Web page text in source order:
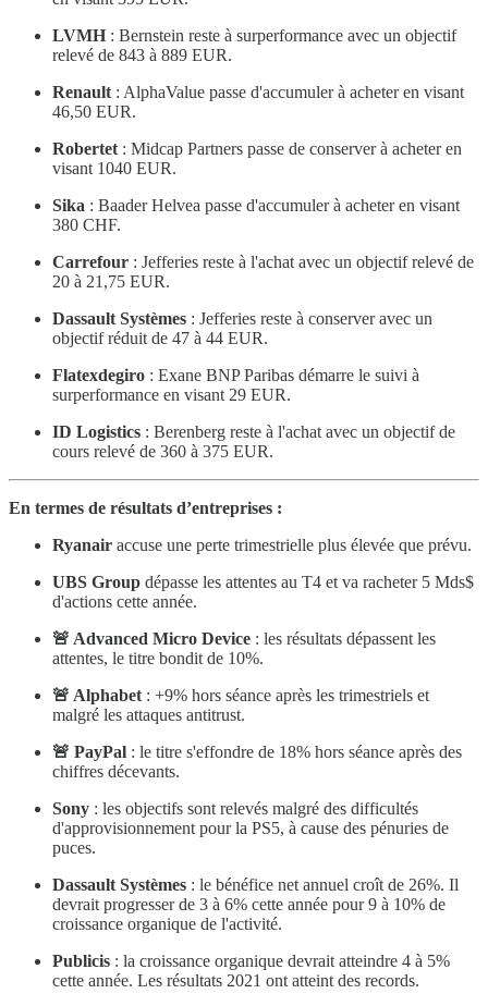
LVMH : Bernstein reste à surperformance avec un objectif
relevé de 843 à 889 EUR.
Renault : AlphaValue passe d'accumuler à acheter en visant
46,50 EUR.
Robertet : Midcap Partners passe de conserver à acheter en
visant 1040 EUR.
Sika : Baader Helvea passe d'accumuler à acheter en visant
380 CHF.
Carrefour : Jefferies reste à l'achat avec un objectif relevé de
20 à 21,75 EUR.
Dassault Systèmes : Jefferies reste à conserver avec un
objectif réduit de 47 à 44 EUR.
Flatexdegiro : Exane BNP Paribas démarre le suivi à
surperformance en visant 29 EUR.
ID Logistics : Berenberg reste à l'achat avec un objectif de
cours relevé de 360 à 375 EUR.
En termes de résultats d’entreprises :
Ryanair accuse une perte trimestrielle plus élevée que prévu.
UBS Group dépasse les attentes au T4 et va racheter 5 Mds$
d'actions cette année.
🚨 Advanced Micro Device : les résultats dépassent les
attentes, le titre bondit de 10%.
🚨 Alphabet : +9% hors séance après les trimestriels et
malgré les attaques antitrust.
🚨 PayPal : le titre s'effondre de 18% hors séance après des
chiffres décevants.
Sony : les objectifs sont relevés malgré des difficultés
d'approvisionnement pour la PS5, à cause des pénuries de
puces.
Dassault Systèmes : le bénéfice net annuel croît de 26%. Il
devrait progresser de 3 à 6% cette année pour 9 à 10% de
croissance organique de l'activité.
Publicis : la croissance organique devrait atteindre 4 à 5%
cette année. Les résultats 2021 ont atteint des records.